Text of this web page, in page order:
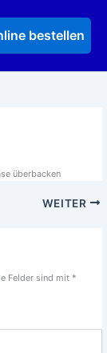
bestellen
überbacken
WEITER
Felder sind mit *